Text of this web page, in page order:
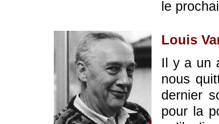
le
Louis
Il y a un
nous
dernier
pour la